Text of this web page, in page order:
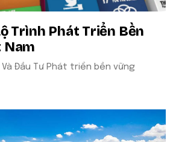
Trình Phát Triển Bền
Nam
Và Đầu Tư Phát triển bền vững